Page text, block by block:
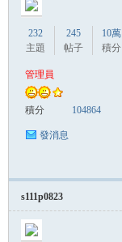
232
主題
245
帖子
10萬
積分
管理員
積分 104864
發消息
s111p0823